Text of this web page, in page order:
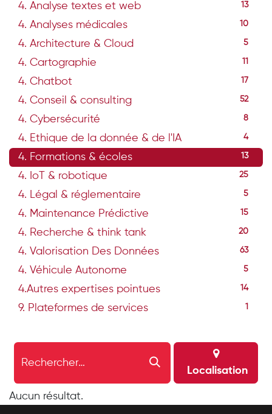
4. Analyse textes et web 13
4. Analyses médicales 10
4. Architecture & Cloud 5
4. Cartographie
4. Chatbot 17
4. Conseil & consulting 52
4. Cybersécurité 8
4. Ethique de la donnée & de l'IA 4
4. Formations & écoles 13
4. IoT & robotique 25
4. Légal & réglementaire 5
4. Maintenance Prédictive 15
4. Recherche & think tank 20
4. Valorisation Des Données 63
4. Véhicule Autonome 5
4.Autres expertises pointues 14
9. Plateformes de services
Localisation
Aucun résultat.